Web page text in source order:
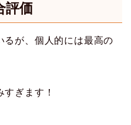
評価
るが、個人的には最高の
ぎます！